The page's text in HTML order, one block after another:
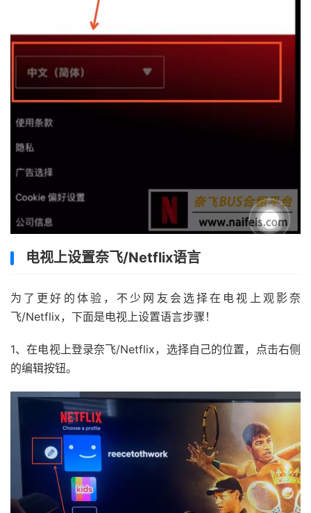
电视上设置奈飞/Netflix语言
为了更好的体验，不少网友会选择在电视上观影奈
飞/Netflix，下面是电视上设置语言步骤！
1、在电视上登录奈飞/Netflix，选择自己的位置，点击右侧
的编辑按钮。